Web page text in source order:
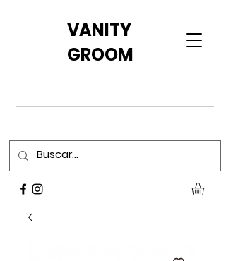
VANITY
GROOM